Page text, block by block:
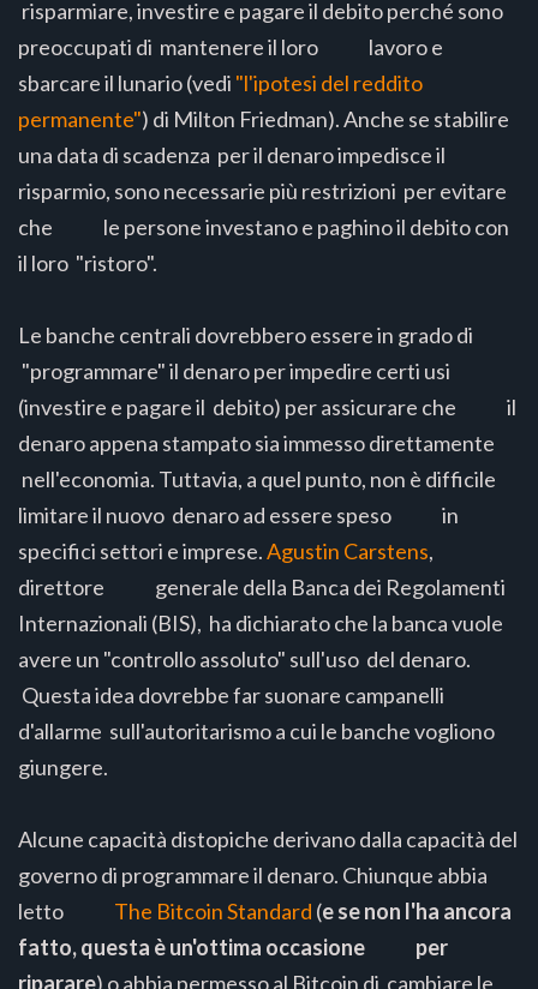
risparmiare, investire e pagare il debito perché sono
preoccupati di mantenere il loro lavoro e
sbarcare il lunario (vedi "l'ipotesi del reddito
permanente") di Milton Friedman). Anche se stabilire
una data di scadenza per il denaro impedisce il
risparmio, sono necessarie più restrizioni per evitare
che le persone investano e paghino il debito con
il loro "ristoro".
Le banche centrali dovrebbero essere in grado di
"programmare" il denaro per impedire certi usi
(investire e pagare il debito) per assicurare che il
denaro appena stampato sia immesso direttamente
nell'economia. Tuttavia, a quel punto, non è difficile
limitare il nuovo denaro ad essere speso in
specifici settori e imprese.Agustin Carstens,
direttore generale della Banca dei Regolamenti
Internazionali (BIS), ha dichiarato che la banca vuole
avere un "controllo assoluto" sull'uso del denaro.
Questa idea dovrebbe far suonare campanelli
d'allarme sull'autoritarismo a cui le banche vogliono
giungere.
Alcune capacità distopiche derivano dalla capacità del
governo di programmare il denaro. Chiunque abbia
letto The Bitcoin Standard (e se non l'ha ancora
fatto, questa è un'ottima occasione per
riparare) o abbia permesso al Bitcoin di cambiare le